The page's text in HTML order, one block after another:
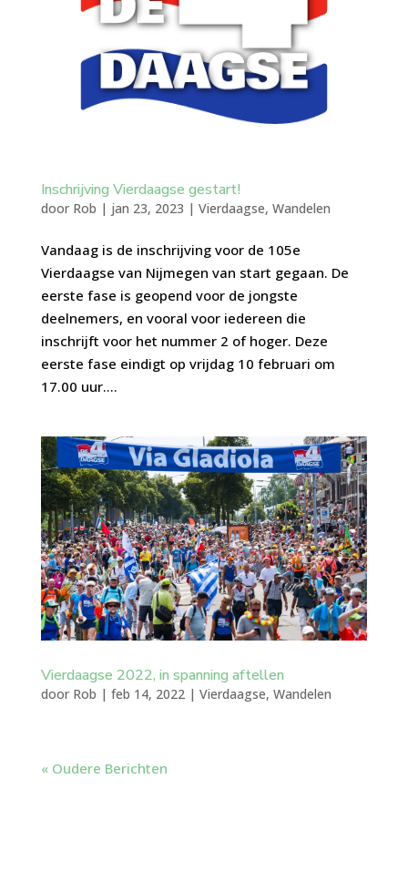
Inschrijving Vierdaagse gestart!
door Rob | jan 23, 2023 | Vierdaagse, Wandelen
Vandaag is de inschrijving voor de 105e
Vierdaagse van Nijmegen van start gegaan. De
eerste fase is geopend voor de jongste
deelnemers, en vooral voor iedereen die
inschrijft voor het nummer 2 of hoger. Deze
eerste fase eindigt op vrijdag 10 februari om
17.00 uur....
Vierdaagse 2022, in spanning aftellen
door Rob | feb 14, 2022| Vierdaagse, Wandelen
« Oudere Berichten